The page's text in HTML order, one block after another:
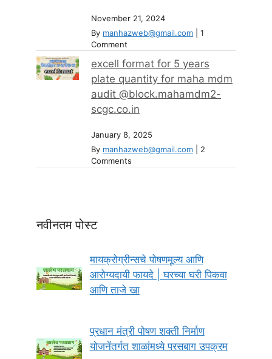
November 21, 2024
By manhazweb@gmail.com
1
Comment
excell format for 5 years
plate quantity for maha mdm
audit @block.mahamdm2-
scgc.co.in
January 8, 2025
By manhazweb@gmail.com
2
Comments
नवीनतम पोस्ट
मायक्रोग्रीन्सचे पोषणमूल्य आणि
आरोग्यदायी फायदे | घरच्या घरी पिकवा
आणि ताजे खा
प्रधान मंत्री पोषण शक्ती निर्माण
योजनेंतर्गत शाळांमध्ये परसबाग उपक्रम